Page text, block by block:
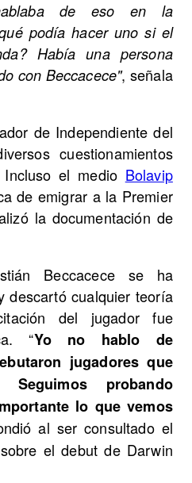
de eso en la
podía hacer uno si el
Había una persona
con Beccacece", señala
de Independiente del
cuestionamientos
el medio Bolavip
de emigrar a la Premier
la documentación de
Beccacece se ha
descartó cualquier teoría
del jugador fue
“Yo no hablo de
jugadores que
Seguimos probando
lo que vemos
al ser consultado el
el debut de Darwin